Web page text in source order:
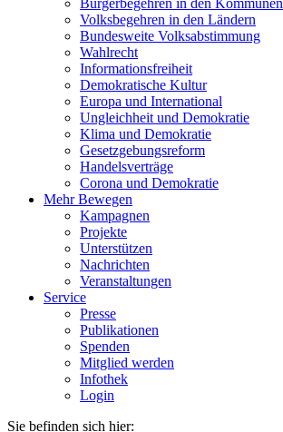
Bürgerbegehren in den Kommunen
Volksbegehren in den Ländern
Bundesweite Volksabstimmung
Wahlrecht
Informationsfreiheit
Demokratische Kultur
Europa und International
Ungleichheit und Demokratie
Klima und Demokratie
Gesetzgebungsreform
Handelsverträge
Corona und Demokratie
Mehr Bewegen
Kampagnen
Projekte
Unterstützen
Nachrichten
Veranstaltungen
Service
Presse
Publikationen
Spenden
Mitglied werden
Infothek
Login
Sie befinden sich hier: